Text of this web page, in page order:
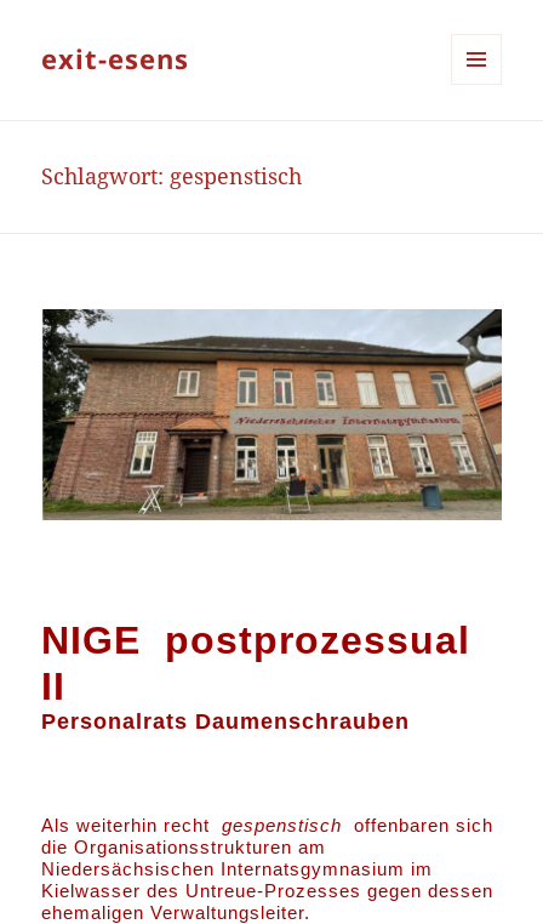
exit-esens
Schlagwort: gespenstisch
NIGE postprozessual
II
Personalrats Daumenschrauben
Als weiterhin rechtgespenstisch offenbaren sich
die Organisationsstrukturen am
Niedersächsischen Internatsgymnasium im
Kielwasser des Untreue-Prozesses gegen dessen
ehemaligen Verwaltungsleiter.